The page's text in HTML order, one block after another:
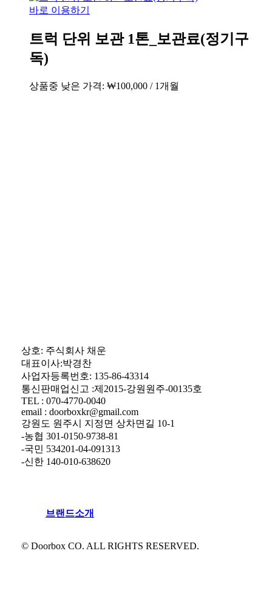
바로 이용하기
트럭 단위 보관 1톤_보관료(정기구
독)
상품중 낮은 가격: ₩100,000 / 1개월
상호: 주식회사 채운
대표이사:박경찬
사업자등록번호: 135-86-43314
통신판매업신고 :제2015-강원원주-00135호
TEL : 070-4770-0040
email : doorboxkr@gmail.com
강원도 원주시 지정면 상차면길 10-1
-농협 301-0150-9738-81
-국민 534201-04-091313
-신한 140-010-638620
브랜 드소개
© Doorbox CO. ALL RIGHTS RESERVED.